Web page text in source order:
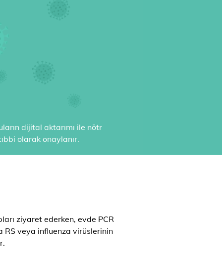
dijital aktarımı ile nötr
olarak onaylanır.
ziyaret ederken, evde PCR
RS veya influenza virüslerinin